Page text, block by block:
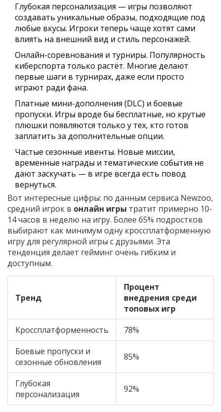
Глубокая персонализация — игры позволяют
создавать уникальные образы, подходящие под
любые вкусы. Игроки теперь чаще хотят сами
влиять на внешний вид и стиль персонажей.
Онлайн-соревнования и турниры. Популярность
киберспорта только растёт. Многие делают
первые шаги в турнирах, даже если просто
играют ради фана.
Платные мини-дополнения (DLC) и боевые
пропуски. Игры вроде бы бесплатные, но крутые
плюшки появляются только у тех, кто готов
заплатить за дополнительные опции.
Частые сезонные ивенты. Новые миссии,
временные награды и тематические события не
дают заскучать — в игре всегда есть повод
вернуться.
Вот интересные цифры: по данным сервиса Newzoo,
средний игрок в онлайн игры тратит примерно 10-
14 часов в неделю на игру. Более 65% подростков
выбирают как минимум одну кроссплатформенную
игру для регулярной игры с друзьями. Эта
тенденция делает гейминг очень гибким и
доступным.
Тренд
Процент
внедрения среди
топовых игр
Кроссплатформенность
78%
Боевые пропуски и
сезонные обновления
85%
Глубокая
персонализация
92%